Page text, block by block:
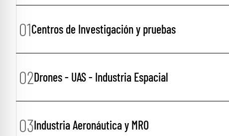
01Centros de Investigación y pruebas
02Drones - UAS - Industria Espacial
03Industria Aeronáutica y MRO